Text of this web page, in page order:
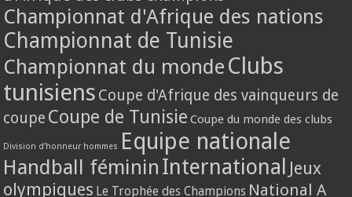
Championnat d'Afrique des nations
Championnat de Tunisie
Championnat du monde Clubs
tunisiens Coupe d'Afrique des vainqueurs de
coupe Coupe de Tunisie Coupe du monde des clubs
Division d'honneur hommes Equipe nationale
Handball féminin International Jeux
olympiques Le Trophée des Champions National A